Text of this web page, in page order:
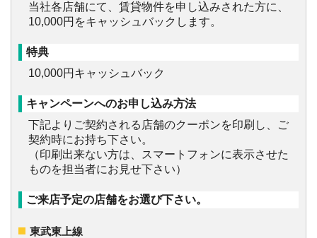
当社各店舗にて、賃貸物件を申し込みされた方に、
10,000円をキャッシュバックします。
特典
10,000円キャッシュバック
キャンペーンへのお申し込み方法
下記よりご契約される店舗のクーポンを印刷し、ご
契約時にお持ち下さい。
（印刷出来ない方は、スマートフォンに表示させた
ものを担当者にお見せ下さい）
ご来店予定の店舗をお選び下さい。
東武東上線